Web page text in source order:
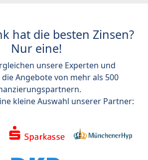
hat die besten Zinsen?
Nur eine!
unsere Experten und
Angebote von mehr als 500
kleine Auswahl unserer Partner: